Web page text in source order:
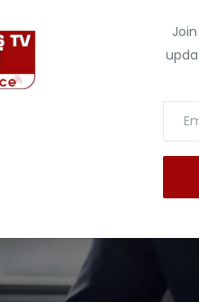
पर क्या हो सकता है
शेयर के बीच रहने का
775 रुपये पर ट्रेड हो रहा